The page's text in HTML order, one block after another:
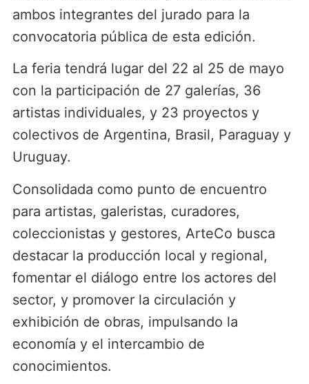
ambos integrantes del jurado para la
convocatoria pública de esta edición.
La feria tendrá lugar del 22 al 25 de mayo
con la participación de 27 galerías, 36
artistas individuales, y 23 proyectos y
colectivos de Argentina, Brasil, Paraguay y
Uruguay.
Consolidada como punto de encuentro
para artistas, galeristas, curadores,
coleccionistas y gestores, ArteCo busca
destacar la producción local y regional,
fomentar el diálogo entre los actores del
sector, y promover la circulación y
exhibición de obras, impulsando la
economía y el intercambio de
conocimientos.